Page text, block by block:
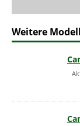
Weitere